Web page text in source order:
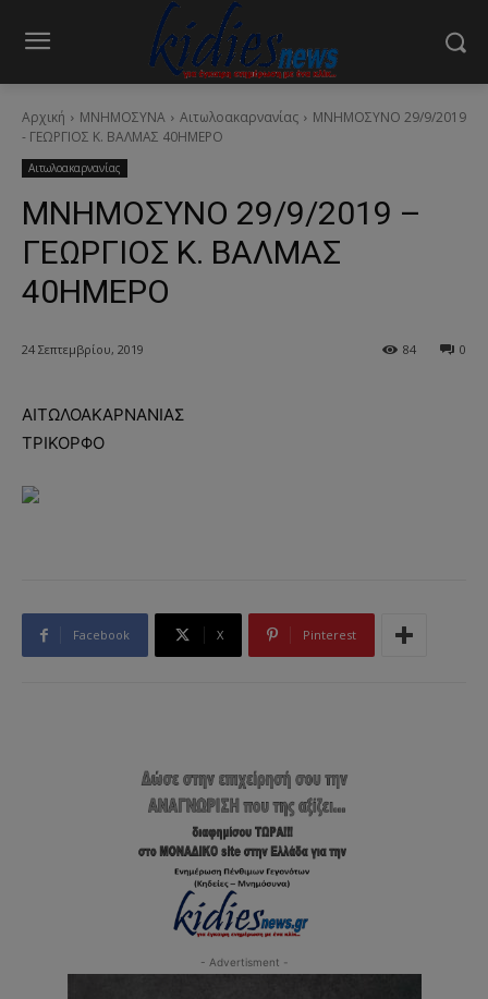
Αρχική ΜΝΗΜΟΣΥΝΑ Αιτωλοακαρνανίας
ΜΝΗΜΟΣΥΝΟ 29/9/2019
- ΓΕΩΡΓΙΟΣ Κ. ΒΑΛΜΑΣ 40ΗΜΕΡΟ
Αιτωλοακαρνανίας
ΜΝΗΜΟΣΥΝΟ 29/9/2019 –
ΓΕΩΡΓΙΟΣ Κ. ΒΑΛΜΑΣ
40ΗΜΕΡΟ
24 Σεπτεμβρίου, 2019 0
84
ΑΙΤΩΛΟΑΚΑΡΝΑΝΙΑΣ
ΤΡΙΚΟΡΦΟ
Facebook X Pinterest
- Advertisment -